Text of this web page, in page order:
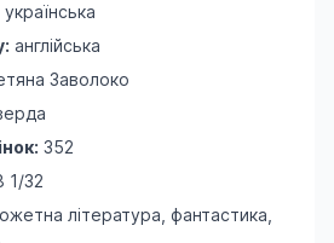
українська
англійська
Заволоко
352
1/32
література, фантастика,